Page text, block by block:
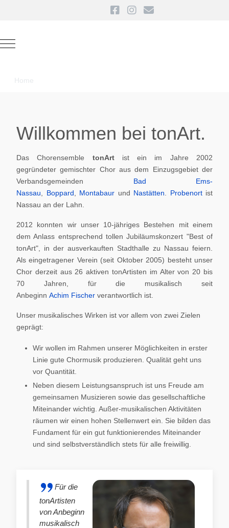
Mobile Menu Toggle
Home
Willkommen bei tonArt.
Das Chorensemble tonArt ist ein im Jahre 2002
gegründeter gemischter Chor aus dem Einzugsgebiet der
Verbandsgemeinden Bad Ems-
Nassau
Boppard Montabaur und Nastätten Probenortist
Nassau an der Lahn.
2012 konnten wir unser 10-jähriges Bestehen mit einem
dem Anlass entsprechend tollen Jubiläumskonzert "Best of
tonArt", in der ausverkauften Stadthalle zu Nassau feiern.
Als eingetragener Verein (seit Oktober 2005) besteht unser
Chor derzeit aus 26 aktiven tonArtisten im Alter von 20 bis
70 Jahren, für die musikalisch seit
Anbeginn Achim Fischer verantwortlich ist.
Unser musikalisches Wirken ist vor allem von zwei Zielen
geprägt:
Wir wollen im Rahmen unserer Möglichkeiten in erster
Linie gute Chormusik produzieren. Qualität geht uns
vor Quantität.
Neben diesem Leistungsanspruch ist uns Freude am
gemeinsamen Musizieren sowie das gesellschaftliche
Miteinander wichtig. Außer-musikalischen Aktivitäten
räumen wir einen hohen Stellenwert ein. Sie bilden das
Fundament für ein gut funktionierendes Miteinander
und sind selbstverständlich stets für alle freiwillig.
Für die
tonArtisten
von Anbeginn
musikalisch